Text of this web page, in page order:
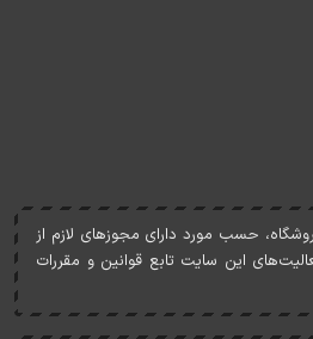
حسب مورد دارای مجوزهای لازم از
اين سايت تابع قوانين و مقررات